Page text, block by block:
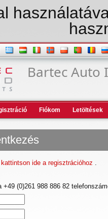
Bartec Auto
Fiókom Letöltések
kattintson ide a regisztrációhoz .
(0)261 988 886 82